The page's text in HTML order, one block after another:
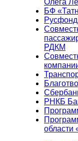
Олега
БФ
РДКМ
РНКБ
области